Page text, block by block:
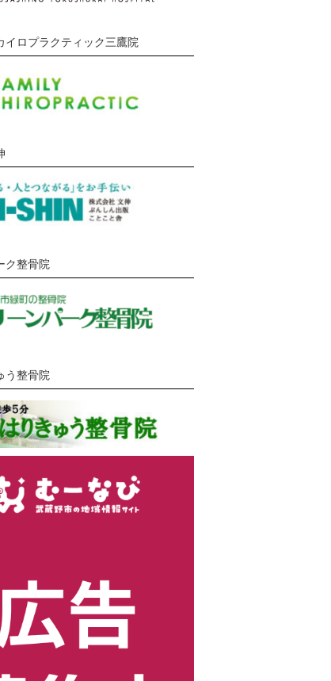
イロプラクティック三鷹院
ク整骨院
う整骨院